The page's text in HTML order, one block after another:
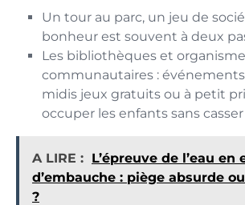
Un tour au parc, un jeu de
bonheur est souvent à deux
Les bibliothèques et
communautaires :
midis jeux gratuits ou à petit
occuper les enfants sans
A LIRE : L’épreuve de l’eau en
d’embauche : piège absurde
?